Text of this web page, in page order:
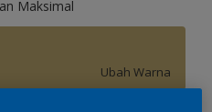
Maksimal
Ubah Warna